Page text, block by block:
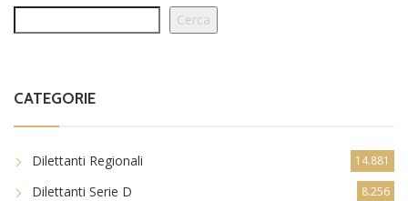
Cerca
CATEGORIE
Dilettanti Regionali 14.881
Dilettanti Serie D 8.256